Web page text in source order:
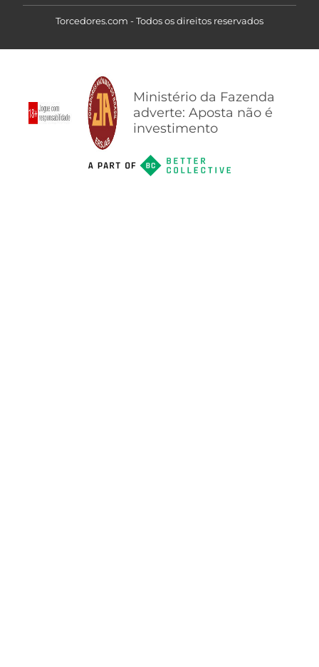
Torcedores.com - Todos os direitos reservados
Ministério da Fazenda
adverte: Aposta não é
investimento